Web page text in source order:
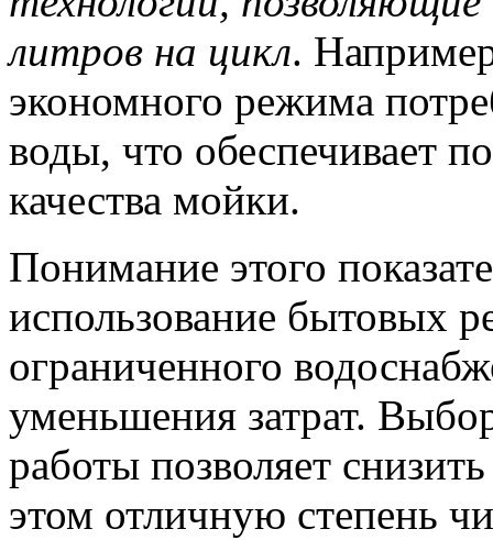
литров на цикл.
экономного режима
воды, что обеспечивает
качества мойки.
Понимание этого
использование бытовых
ограниченного
уменьшения затрат.
работы позволяет
этом отличную степень